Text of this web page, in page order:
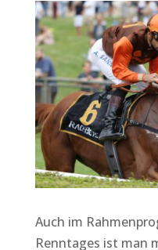
Auch im
Renntages ist man